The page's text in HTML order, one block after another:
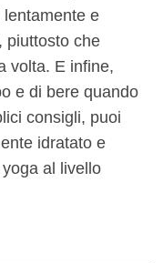
e
piuttosto che
volta. E infine,
e di bere quando
consigli, puoi
idratato e
al livello